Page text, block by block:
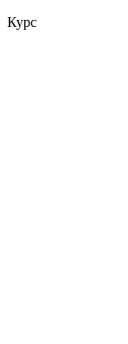
Курс